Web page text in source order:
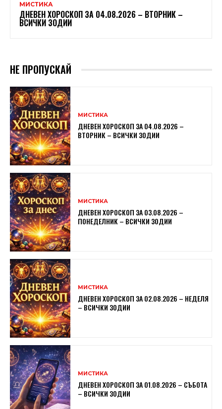
МИСТИКА
ДНЕВЕН ХОРОСКОП ЗА 04.08.2026 – ВТОРНИК –
ВСИЧКИ ЗОДИИ
НЕ ПРОПУСКАЙ
МИСТИКА
ДНЕВЕН ХОРОСКОП ЗА 04.08.2026 –
ВТОРНИК – ВСИЧКИ ЗОДИИ
МИСТИКА
ДНЕВЕН ХОРОСКОП ЗА 03.08.2026 –
ПОНЕДЕЛНИК – ВСИЧКИ ЗОДИИ
МИСТИКА
ДНЕВЕН ХОРОСКОП ЗА 02.08.2026 – НЕДЕЛЯ
– ВСИЧКИ ЗОДИИ
МИСТИКА
ДНЕВЕН ХОРОСКОП ЗА 01.08.2026 – СЪБОТА
– ВСИЧКИ ЗОДИИ